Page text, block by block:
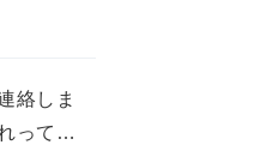
絡しま
って不